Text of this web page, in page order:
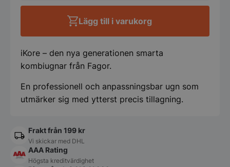
mängd
Lägg till i varukorg
iKore – den nya generationen smarta
kombiugnar från Fagor.
En professionell och anpassningsbar ugn som
utmärker sig med ytterst precis tillagning.
Frakt från 199 kr
Vi skickar med DHL
AAA Rating
Högsta kreditvärdighet